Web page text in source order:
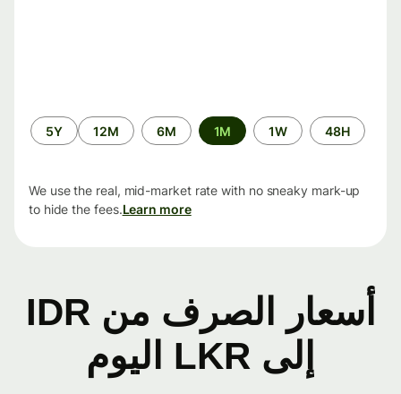
الفترة
الزمنية
48H
1W
1M
6M
12M
5Y
We use the real, mid-market rate with no sneaky mark-up
to hide the fees.Learn more
أسعار الصرف من IDR
إلى LKR اليوم